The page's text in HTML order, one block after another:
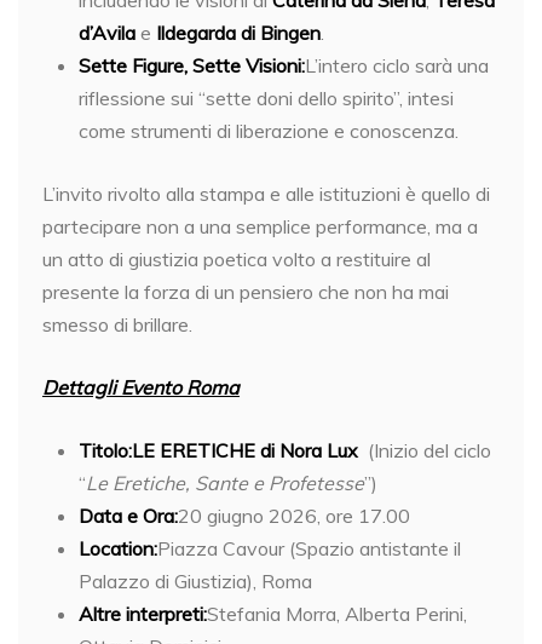
d’Avila e Ildegarda di Bingen
Sette Figure, Sette Visioni:L’intero ciclo sarà una
riflessione sui “sette doni dello spirito”, intesi
come strumenti di liberazione e conoscenza.
L’invito rivolto alla stampa e alle istituzioni è quello di
partecipare non a una semplice performance, ma a
un atto di giustizia poetica volto a restituire al
presente la forza di un pensiero che non ha mai
smesso di brillare.
Dettagli Evento Roma
Titolo:LE ERETICHE di Nora Lux (Inizio del ciclo
“Le Eretiche, Sante e Profetesse”)
Data e Ora:20 giugno 2026, ore 17.00
Location:Piazza Cavour (Spazio antistante il
Palazzo di Giustizia), Roma
Altre interpreti:Stefania Morra, Alberta Perini,